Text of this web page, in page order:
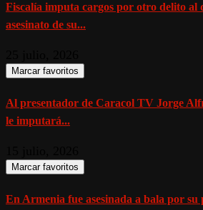
Fiscalía imputa cargos por otro delito al
asesinato de su...
Marcar favoritos
Al presentador de Caracol TV Jorge
le imputará...
Marcar favoritos
En Armenia fue asesinada a bala por su